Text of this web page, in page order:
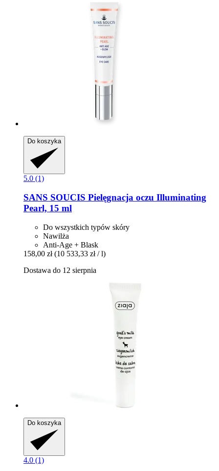
Do koszyka
5.0 (1)
SANS SOUCIS Pielęgnacja oczu Illuminating
Pearl, 15 ml
Do wszystkich typów skóry
Nawilża
Anti-Age + Blask
158,00 zł (10 533,33 zł / l)
Dostawa do 12 sierpnia
Do koszyka
4.0 (1)